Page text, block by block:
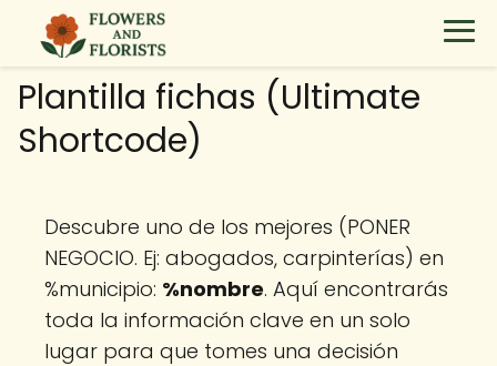
Plantilla fichas (Ultimate
Shortcode)
Descubre uno de los mejores (PONER
NEGOCIO. Ej: abogados, carpinterías) en
%municipio: %nombre. Aquí encontrarás
toda la información clave en un solo
lugar para que tomes una decisión